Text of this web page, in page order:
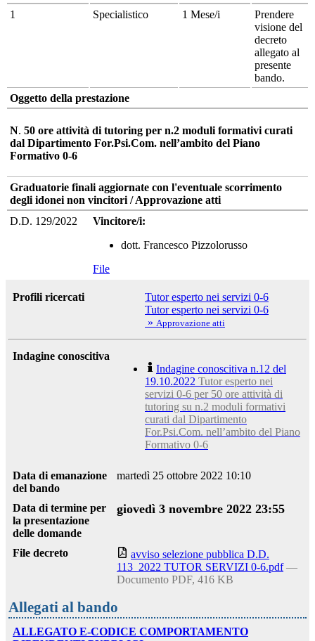
1 Specialistico 1 Mese/i
Prendere
visione del
decreto
allegato al
presente
bando.
Oggetto della prestazione
N. 50 ore attività di tutoring per n.2 moduli formativi curati
dal Dipartimento For.Psi.Com. nell’ambito del Piano
Formativo 0-6
Graduatorie finali aggiornate con l'eventuale scorrimento
degli idonei non vincitori / Approvazione atti
D.D. 129/2022
Vincitore/i:
dott. Francesco Pizzolorusso
File
Profili ricercati
Tutor esperto nei servizi 0-6
Tutor esperto nei servizi 0-6
» Approvazione atti
Indagine conoscitiva
Indagine conoscitiva n.12 del
19.10.2022 Tutor esperto nei
servizi 0-6 per 50 ore attività di
tutoring su n.2 moduli formativi
curati dal Dipartimento
For.Psi.Com. nell’ambito del Piano
Formativo 0-6
Data di emanazione
del bando
martedì 25 ottobre 2022 10:10
Data di termine per
la presentazione
delle domande
giovedì 3 novembre 2022 23:55
File decreto
avviso selezione pubblica D.D.
113_2022 TUTOR SERVIZI 0-6.pdf —
Documento PDF, 416 KB
Allegati al bando
ALLEGATO E-CODICE COMPORTAMENTO